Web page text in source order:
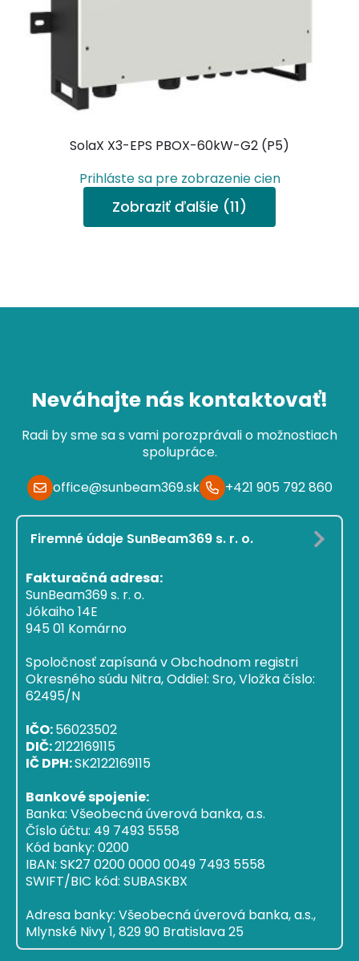
SolaX X3-EPS PBOX-60kW-G2 (P5)
Prihláste sa pre zobrazenie cien
Zobraziť ďalšie (11)
Neváhajte nás kontaktovať!
Radi by sme sa s vami porozprávali o možnostiach
spolupráce.
office@sunbeam369.sk
+421 905 792 860
Firemné údaje SunBeam369 s. r. o.
Fakturačná adresa:
SunBeam369 s. r. o.
Jókaiho 14E
945 01 Komárno
Spoločnosť zapísaná v Obchodnom registri
Okresného súdu Nitra, Oddiel: Sro, Vložka číslo:
62495/N
IČO:56023502
DIČ:2122169115
IČ DPH:SK2122169115
Bankové spojenie:
Banka: Všeobecná úverová banka, a.s.
Číslo účtu: 49 7493 5558
Kód banky: 0200
IBAN: SK27 0200 0000 0049 7493 5558
SWIFT/BIC kód: SUBASKBX
Adresa banky: Všeobecná úverová banka, a.s.,
Mlynské Nivy 1, 829 90 Bratislava 25